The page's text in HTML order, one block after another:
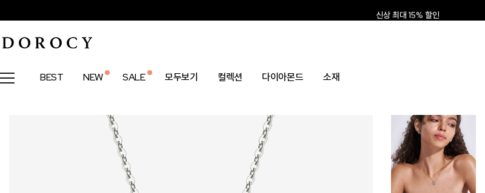
신상 최대 15% 할인
BEST NEW SALE 모두보기 컬렉션 다이아몬드 소재